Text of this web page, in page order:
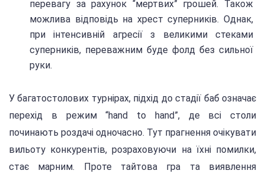
перевагу за рахунок “мертвих” грошей. Також
можлива відповідь на хрест суперників. Однак,
при інтенсивній агресії з великими стеками
суперників, переважним буде фолд без сильної
руки.
У багатостолових турнірах, підхід до стадії баб означає
перехід в режим “hand to hand”, де всі столи
починають роздачі одночасно. Тут прагнення очікувати
вильоту конкурентів, розраховуючи на їхні помилки,
стає марним. Проте тайтова гра та виявлення